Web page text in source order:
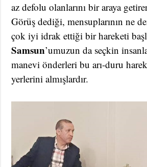
az defolu olanlarını bir araya
Görüş dediği, mensuplarının ne
çok iyi idrak ettiği bir hareketi
Samsun’umuzun da seçkin
manevi önderleri bu arı-duru
yerlerini almışlardır.